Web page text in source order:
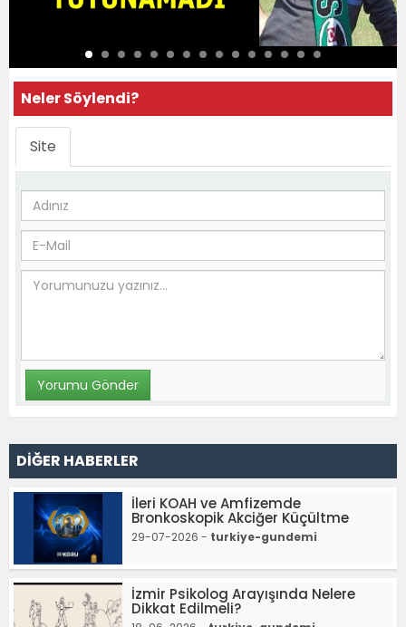
Neler Söylendi?
Site
DİĞER HABERLER
İleri KOAH ve Amfizemde
Bronkoskopik Akciğer Küçültme
29-07-2026 - turkiye-gundemi
İzmir Psikolog Arayışında Nelere
Dikkat Edilmeli?